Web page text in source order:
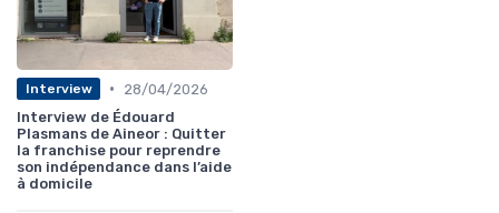
Interview •
28/04/2026
Interview de Édouard
Plasmans de Aineor : Quitter
la franchise pour reprendre
son indépendance dans l’aide
à domicile